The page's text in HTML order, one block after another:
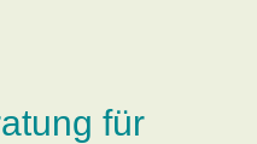
für